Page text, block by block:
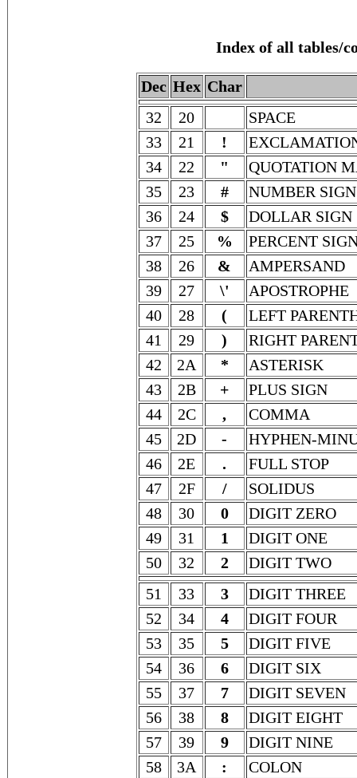
Index of all tables/
Dec Hex Char
32
20
SPACE
33
21 !
34
22 "
QUOTATION
35
23 #
NUMBER SIGN
36
24 $
DOLLAR SIGN
37
25 %
PERCENT
38
26 &
AMPERSAND
39
27 \'
APOSTROPHE
40
28 (
LEFT
41
29 )
RIGHT
42
2A *
ASTERISK
43
2B +
PLUS SIGN
44
2C ,
COMMA
45
2D -
HYPHEN-
46
2E .
FULL STOP
47
2F /
SOLIDUS
48
30 0
DIGIT ZERO
49
31 1
DIGIT ONE
50
32 2
DIGIT TWO
51
33 3
DIGIT THREE
52
34 4
DIGIT FOUR
53
35 5
DIGIT FIVE
54
36 6
DIGIT SIX
55
37 7
DIGIT SEVEN
56
38 8
DIGIT EIGHT
57
39 9
DIGIT NINE
58
3A :
COLON